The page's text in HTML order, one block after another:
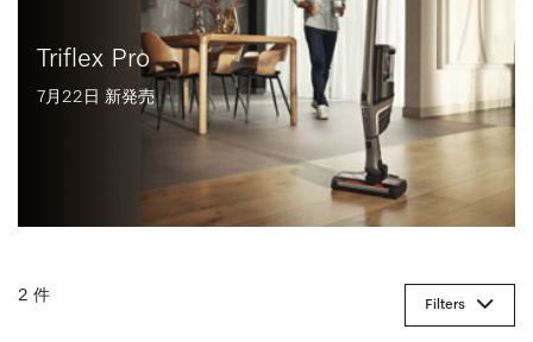
Triflex Pro
7月22日 新発売
2 件
Filters